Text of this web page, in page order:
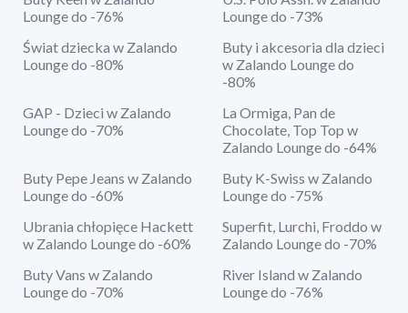
Lounge do -76%
Lounge do -73%
Świat dziecka w Zalando
Lounge do -80%
Buty i akcesoria dla dzieci
w Zalando Lounge do
-80%
GAP - Dzieci w Zalando
Lounge do -70%
La Ormiga, Pan de
Chocolate, Top Top w
Zalando Lounge do -64%
Buty Pepe Jeans w Zalando
Lounge do -60%
Buty K-Swiss w Zalando
Lounge do -75%
Ubrania chłopięce Hackett
w Zalando Lounge do -60%
Superfit, Lurchi, Froddo w
Zalando Lounge do -70%
Buty Vans w Zalando
Lounge do -70%
River Island w Zalando
Lounge do -76%